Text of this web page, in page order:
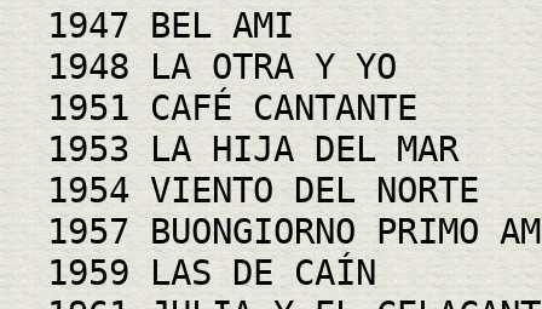
1947 BEL AMI
1948 LA OTRA Y YO
1951 CAFÉ CANTANTE
1953 LA HIJA DEL MAR
1954 VIENTO DEL NORTE
1957 BUONGIORNO PRIMO
1959 LAS DE CAÍN